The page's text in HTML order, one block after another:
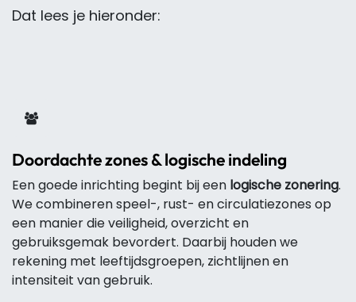
Dat lees je hieronder:
Doordachte zones & logische indeling
Een goede inrichting begint bij een logische zonering.
We combineren speel-, rust- en circulatiezones op
een manier die veiligheid, overzicht en
gebruiksgemak bevordert. Daarbij houden we
rekening met leeftijdsgroepen, zichtlijnen en
intensiteit van gebruik.